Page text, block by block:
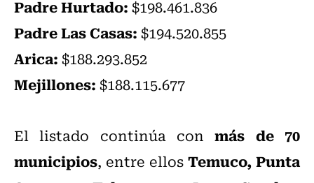
Padre Hurtado:$198.461.836
Padre Las Casas:$194.520.855
Arica:$188.293.852
Mejillones:$188.115.677
El listado continúa conmás de 70
municipios, entre ellosTemuco, Punta